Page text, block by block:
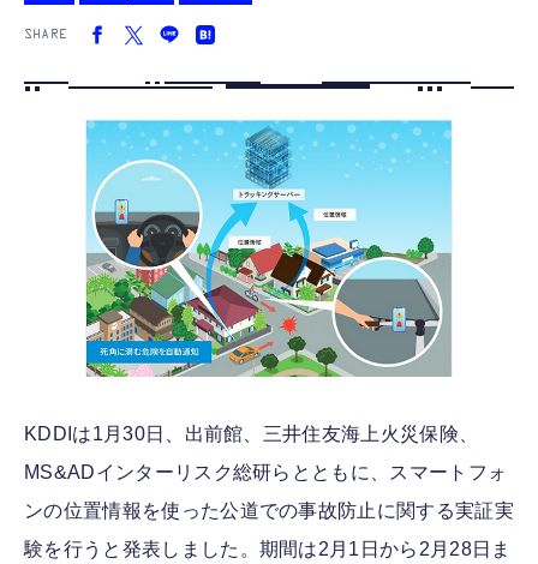
FOLLOW US
SHARE
KDDIは1月30日、出前館、三井住友海上火災保険、
MS&ADインターリスク総研らとともに、スマートフォ
ンの位置情報を使った公道での事故防止に関する実証実
験を行うと発表しました。期間は2月1日から2月28日ま